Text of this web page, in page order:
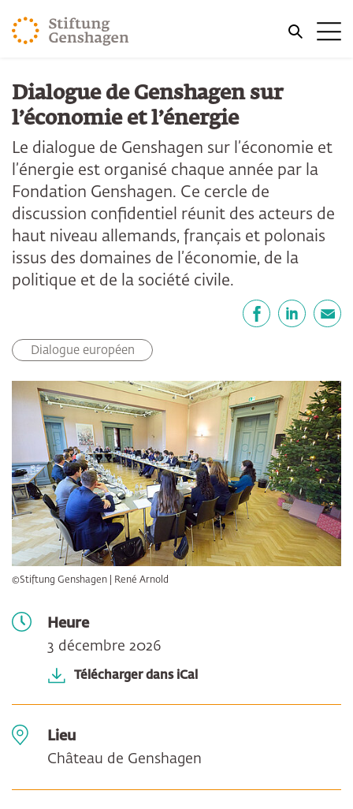
REVENIR AU CONTENU PRINCIPAL
REVENIR À LA RECHERCHE
Dialogue de Genshagen sur
l’économie et l’énergie
Le dialogue de Genshagen sur l’économie et
l’énergie est organisé chaque année par la
Fondation Genshagen. Ce cercle de
discussion confidentiel réunit des acteurs de
haut niveau allemands, français et polonais
issus des domaines de l’économie, de la
politique et de la société civile.
Dialogue européen
©Stiftung Genshagen | René Arnold
Heure
3 décembre 2026
Télécharger dans iCal
Lieu
Château de Genshagen